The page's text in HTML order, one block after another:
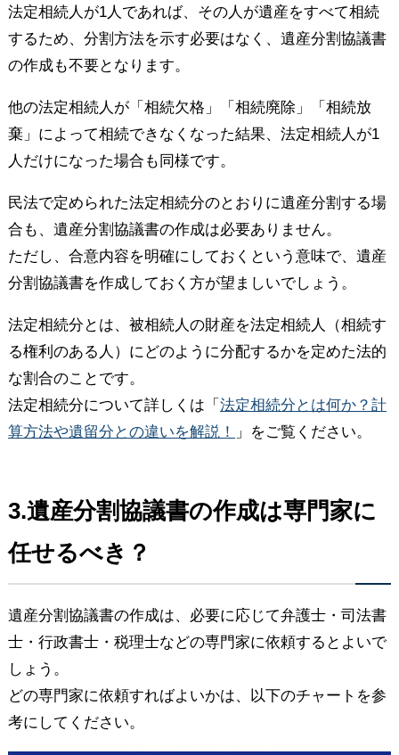
法定相続人が1人であれば、その人が遺産をすべて相続
するため、分割方法を示す必要はなく、遺産分割協議書
の作成も不要となります。
他の法定相続人が「相続欠格」「相続廃除」「相続放
棄」によって相続できなくなった結果、法定相続人が1
人だけになった場合も同様です。
民法で定められた法定相続分のとおりに遺産分割する場
合も、遺産分割協議書の作成は必要ありません。
ただし、合意内容を明確にしておくという意味で、遺産
分割協議書を作成しておく方が望ましいでしょう。
法定相続分とは、被相続人の財産を法定相続人（相続す
る権利のある人）にどのように分配するかを定めた法的
な割合のことです。
法定相続分について詳しくは「 法定相続分とは何か？計
算方法や遺留分との違いを解説！
」をご覧ください。
3.遺産分割協議書の作成は専門家に
任せるべき？
遺産分割協議書の作成は、必要に応じて弁護士・司法書
士・行政書士・税理士などの専門家に依頼するとよいで
しょう。
どの専門家に依頼すればよいかは、以下のチャートを参
考にしてください。